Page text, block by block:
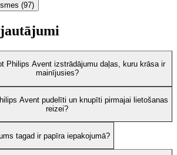
(97)
Philips Avent izstrādājumu daļas, kuru krāsa ir
mainījusies?
Avent pudelīti un knupīti pirmajai lietošanas
reizei?
tagad ir papīra iepakojumā?